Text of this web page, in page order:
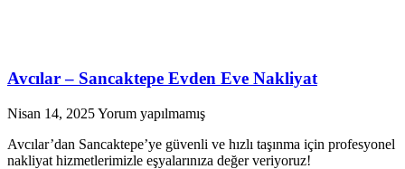
Avcılar – Sancaktepe Evden Eve Nakliyat
Nisan 14, 2025Yorum yapılmamış
Avcılar’dan Sancaktepe’ye güvenli ve hızlı taşınma için profesyonel
nakliyat hizmetlerimizle eşyalarınıza değer veriyoruz!